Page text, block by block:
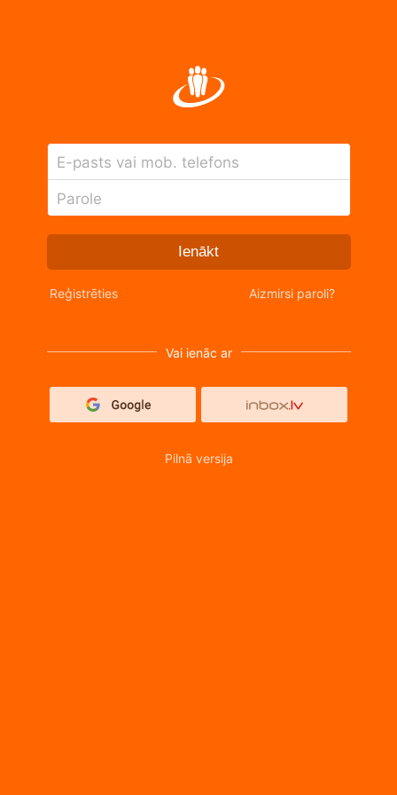
E-pasts vai mob. telefons
Parole
Ienākt
Reģistrēties Aizmirsi paroli?
Vai ienāc ar
Pilnā versija